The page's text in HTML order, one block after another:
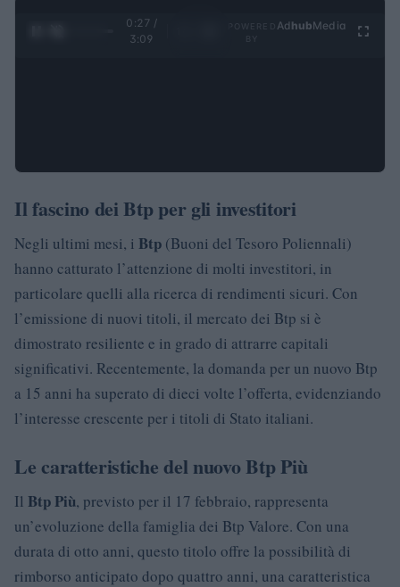
0:28 /
3:09
Ad hubMedia
Il fascino dei Btp per gli investitori
Negli ultimi mesi, i Btp (Buoni del Tesoro Poliennali)
hanno catturato l’attenzione di molti investitori, in
particolare quelli alla ricerca di rendimenti sicuri. Con
l’emissione di nuovi titoli, il mercato dei Btp si è
dimostrato resiliente e in grado di attrarre capitali
significativi. Recentemente, la domanda per un nuovo Btp
a 15 anni ha superato di dieci volte l’offerta, evidenziando
l’interesse crescente per i titoli di Stato italiani.
Le caratteristiche del nuovo Btp Più
Il Btp Più, previsto per il 17 febbraio, rappresenta
un’evoluzione della famiglia dei Btp Valore. Con una
durata di otto anni, questo titolo offre la possibilità di
rimborso anticipato dopo quattro anni, una caratteristica